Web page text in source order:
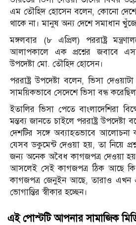
এম তৌহিদ হোসেন বলেন, কোনো
থাকে না। মানুষ অন্য দেশে সমাধান
মঙ্গলবার (৮ এপ্রিল) পররাষ্ট্র
আলাপকালে এক প্রশ্নের জবাবে
উপদেষ্টা মো. তৌহিদ হোসেন।
পররাষ্ট্র উপদেষ্টা বলেন, ভিসা
সাময়িকভাবে সেদেশে ভিসা বন্ধ
ইতালির ভিসা পেতে বাংলাদেশিরা
মন্তব্য জানতে চাইলে পররাষ্ট্র উপদেষ্টা
দেশটির সঙ্গে অব্যাহতভাবে আলোচনা
যেসব ডকুমেন্ট দেওয়া হয়, তা নিয়ে
জন্য অনেক অবৈধ কাগজপত্র দেওয়া
আসলেই সেই কাগজপত্র ঠিক আছে
কাগজপত্র জেনুইন আছে, তারাও এখন
ভোগান্তির স্বীকার হচ্ছেন।
এই পোস্টটি আপনার সামাজিক